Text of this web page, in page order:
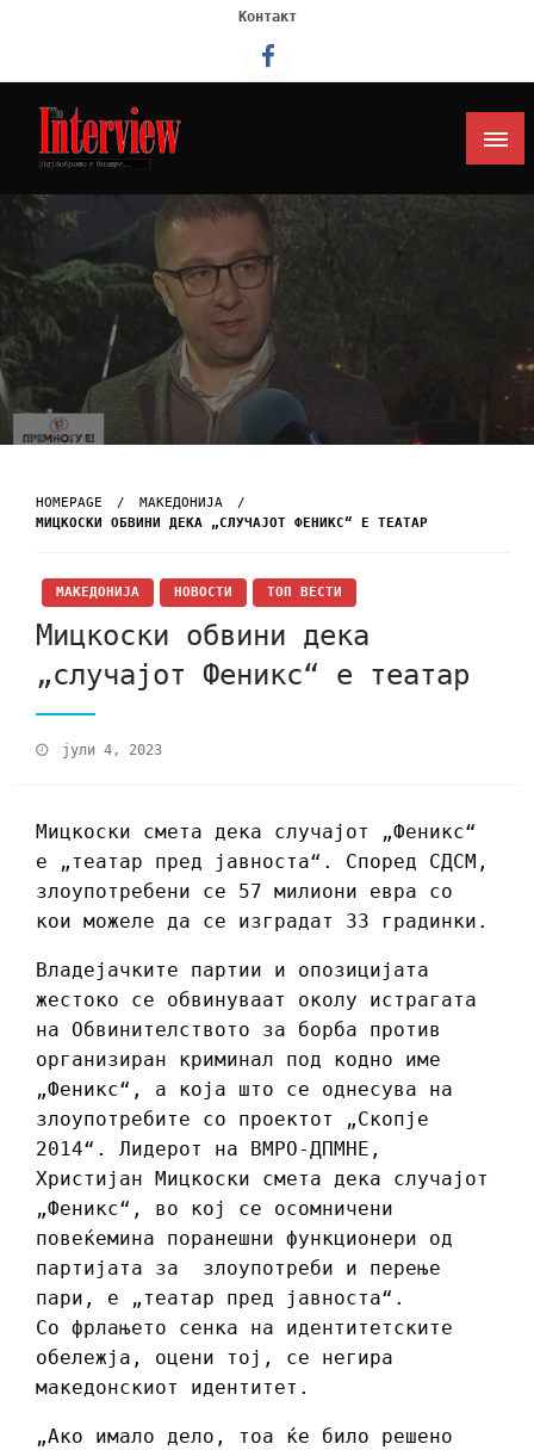
Контакт
Интервју
HOMEPAGE
МАКЕДОНИЈА
МИЦКОСКИ ОБВИНИ ДЕКА „СЛУЧАЈОТ ФЕНИКС“ Е ТЕАТАР
МАКЕДОНИЈА НОВОСТИ ТОП ВЕСТИ
Мицкоски обвини дека
„случајот Феникс“ е театар
јули 4, 2023
Мицкоски смета дека случајот „Феникс“
е „театар пред јавноста“. Според СДСМ,
злоупотребени се 57 милиони евра со
кои можеле да се изградат 33 градинки.
Владејачките партии и опозицијата
жестоко се обвинуваат околу истрагата
на Обвинителството за борба против
организиран криминал под кодно име
„Феникс“, а која што се однесува на
злоупотребите со проектот „Скопје
2014“. Лидерот на ВМРО-ДПМНЕ,
Христијан Мицкоски смета дека случајот
„Феникс“, во кој се осомничени
повеќемина поранешни функционери од
партијата за злоупотреби и перење
пари, е „театар пред јавноста“.
Со фрлањето сенка на идентитетските
обележја, оцени тој, се негира
македонскиот идентитет.
„Ако имало дело, тоа ќе било решено